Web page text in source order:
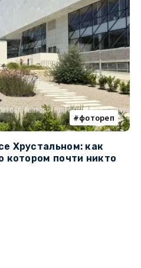
фотореп
Хрустальном: как
котором почти никто